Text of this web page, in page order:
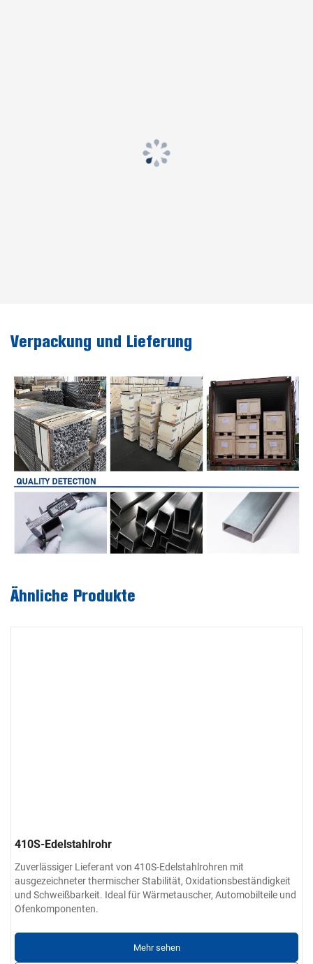
Verpackung und Lieferung
Ähnliche Produkte
410S-Edelstahlrohr
Zuverlässiger Lieferant von 410S-Edelstahlrohren mit
ausgezeichneter thermischer Stabilität, Oxidationsbeständigkeit
und Schweißbarkeit. Ideal für Wärmetauscher, Automobilteile und
Ofenkomponenten.
Mehr sehen